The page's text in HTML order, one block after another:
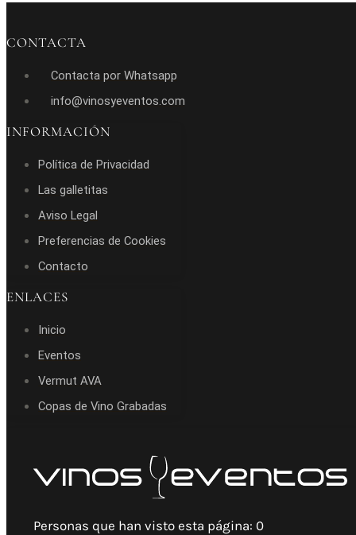
CONTACTA
Contacta por Whatsapp
info@vinosyeventos.com
INFORMACIÓN
Política de Privacidad
Las galletitas
Aviso Legal
Preferencias de Cookies
Contacto
ENLACES
Inicio
Eventos
Vermut AVA
Copas de Vino Grabadas
Personas que han visto esta página: 0